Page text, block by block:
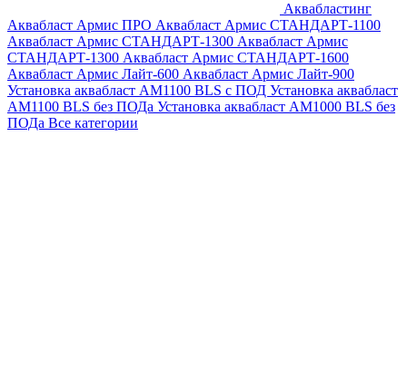
Аквабластинг
Аквабласт Армис ПРО Аквабласт Армис СТАНДАРТ-1100
Аквабласт Армис СТАНДАРТ-1300 Аквабласт Армис
СТАНДАРТ-1300 Аквабласт Армис СТАНДАРТ-1600
Аквабласт Армис Лайт-600 Аквабласт Армис Лайт-900
Установка аквабласт AM1100 BLS с ПОД Установка аквабласт
AM1100 BLS без ПОДа Установка аквабласт AM1000 BLS без
ПОДа Все категории